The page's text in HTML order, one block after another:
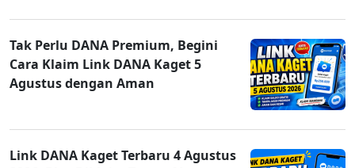
Tak Perlu DANA Premium, Begini
Cara Klaim Link DANA Kaget 5
Agustus dengan Aman
Link DANA Kaget Terbaru 4 Agustus